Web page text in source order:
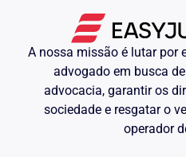
A nossa missão é lutar por
advogado em busca
advocacia, garantir os
sociedade e resgatar o
operador